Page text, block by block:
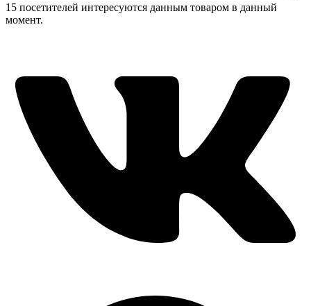
15 посетителей интересуются данным товаром в данный
момент.